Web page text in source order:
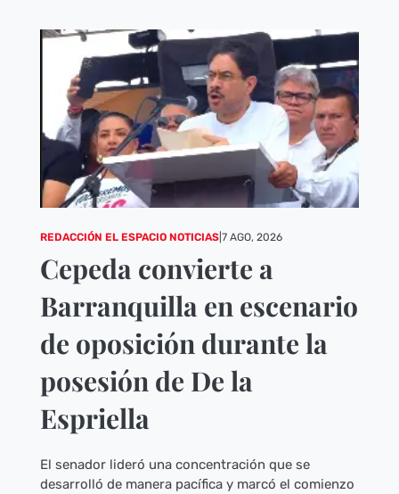
REDACCIÓN EL ESPACIO NOTICIAS| 7 AGO, 2026
Cepeda convierte a
Barranquilla en escenario
de oposición durante la
posesión de De la
Espriella
El senador lideró una concentración que se
desarrolló de manera pacífica y marcó el comienzo